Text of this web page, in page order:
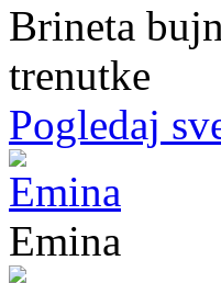
Brineta
trenutke
Pogledaj
Emina